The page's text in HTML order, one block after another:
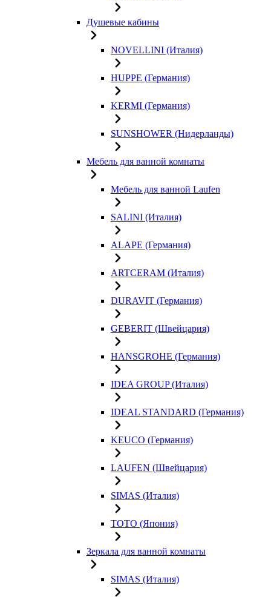
Душевые кабины
NOVELLINI (Италия)
HUPPE (Германия)
KERMI (Германия)
SUNSHOWER (Нидерланды)
Мебель для ванной комнаты
Мебель для ванной Laufen
SALINI (Италия)
ALAPE (Германия)
ARTCERAM (Италия)
DURAVIT (Германия)
GEBERIT (Швейцария)
HANSGROHE (Германия)
IDEA GROUP (Италия)
IDEAL STANDARD (Германия)
KEUCO (Германия)
LAUFEN (Швейцария)
SIMAS (Италия)
TOTO (Япония)
Зеркала для ванной комнаты
SIMAS (Италия)